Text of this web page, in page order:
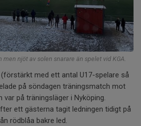
njöt av solen snarare än spelet vid KGA.
med ett antal U17-spelare så
på söndagen träningsmatch mot
var på träningsläger i Nyköping.
ett gästerna tagit ledningen tidigt på
rödblåa bakre led.